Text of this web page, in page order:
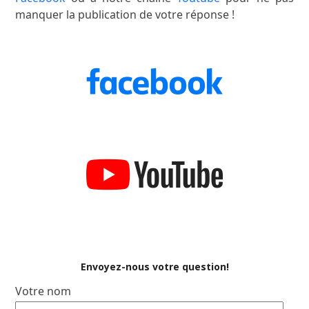
manquer la publication de votre réponse !
Envoyez-nous votre question!
Votre nom